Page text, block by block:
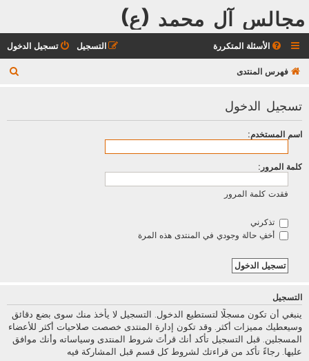
مجالس آل محمد (ع)
الأسئلة المتكررة تسجيل الدخول التسجيل
فهرس المنتدى
تسجيل الدخول
اسم المستخدم:
كلمة المرور:
فقدت كلمة المرور
تذكرني
أخفِ حالة وجودي في المنتدى هذه المرة
التسجيل
ينبغي أن تكون مسجلًا لتستطيع الدخول. التسجيل لا يأخذ منك سوى بضع دقائق
وسيعطيك مميزات أكثر. وقد تكون إدارة المنتدى خصصت صلاحيات أكثر للأعضاء
المسجلين. قبل التسجيل تأكد أنك قرأتَ شروط المنتدى وسياساته وأنك موافق
عليها. رجاءً تأكد من قراءتك لشروط كل قسم قبل المشاركة فيه